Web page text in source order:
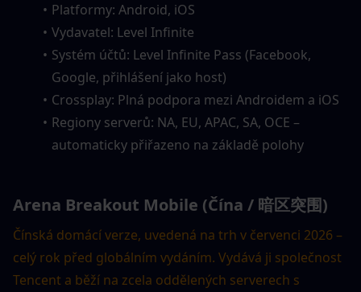
Platformy: Android, iOS
Vydavatel: Level Infinite
Systém účtů: Level Infinite Pass (Facebook,
Google, přihlášení jako host)
Crossplay: Plná podpora mezi Androidem a iOS
Regiony serverů: NA, EU, APAC, SA, OCE –
automaticky přiřazeno na základě polohy
Arena Breakout Mobile (Čína / 暗区突围)
Čínská domácí verze, uvedená na trh v červenci 2026 –
celý rok před globálním vydáním. Vydává ji společnost
Tencent a běží na zcela oddělených serverech s